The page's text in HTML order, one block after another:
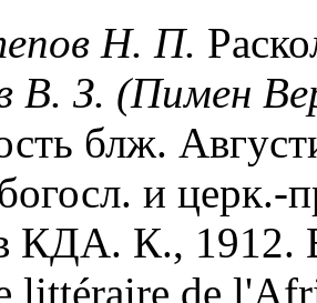
Н. П.
В. З. (Пимен
блж.
и церк.-
КДА. К.,
littéraire de